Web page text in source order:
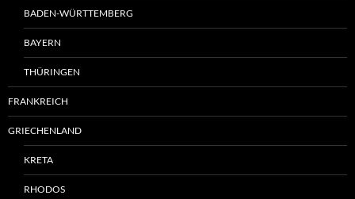
BADEN-WÜRTTEMBERG
BAYERN
THÜRINGEN
FRANKREICH
GRIECHENLAND
KRETA
RHODOS